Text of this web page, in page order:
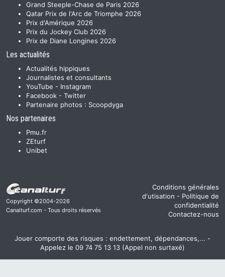
Grand Steeple-Chase de Paris 2026
Qatar Prix de l'Arc de Triomphe 2026
Prix d'Amérique 2026
Prix du Jockey Club 2026
Prix de Diane Longines 2026
Les actualités
Actualités hippiques
Journalistes et consultants
YouTube - Instagram
Facebook - Twitter
Partenaire photos : Scoopdyga
Nos partenaires
Pmu.fr
ZEturf
Unibet
Copyright ©2004-2026
Canalturf.com - Tous droits réservés
Conditions générales
d'utisation - Politique de
confidentialité
Contactez-nous
Jouer comporte des risques : endettement, dépendances,... -
Appelez le 09 74 75 13 13 (Appel non surtaxé)